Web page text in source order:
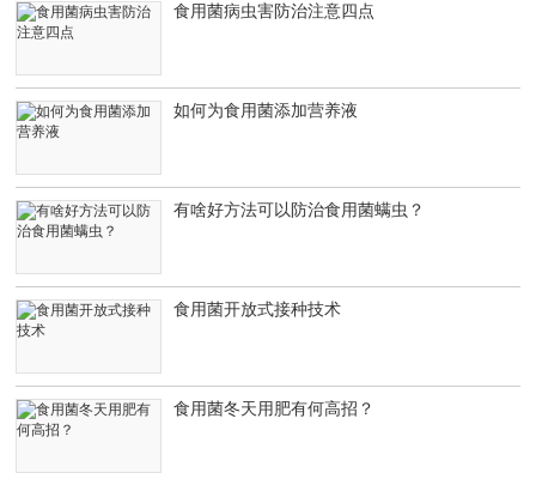
食用菌病虫害防治注意四点
如何为食用菌添加营养液
有啥好方法可以防治食用菌螨虫？
食用菌开放式接种技术
食用菌冬天用肥有何高招？